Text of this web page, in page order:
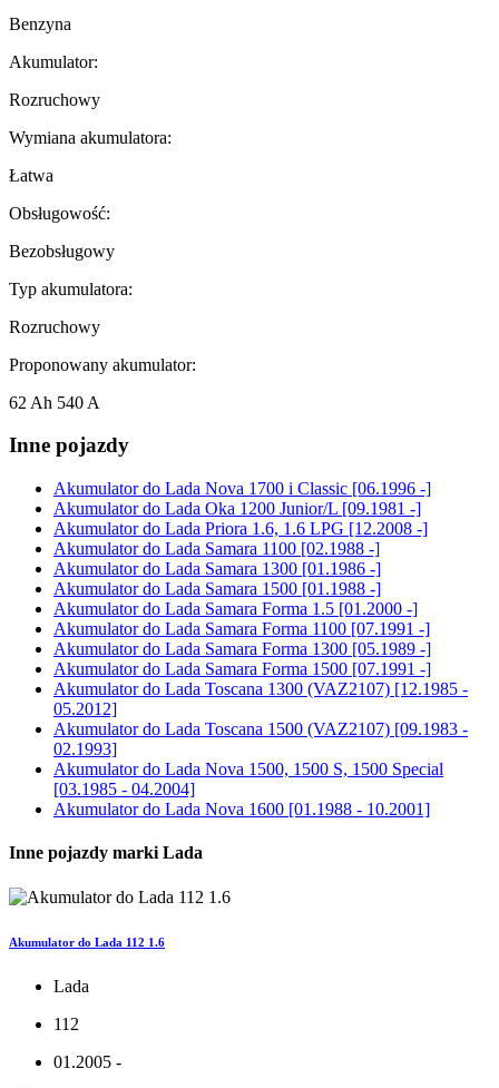
Benzyna
Akumulator:
Rozruchowy
Wymiana akumulatora:
Łatwa
Obsługowość:
Bezobsługowy
Typ akumulatora:
Rozruchowy
Proponowany akumulator:
62 Ah 540 A
Inne pojazdy
Akumulator do Lada Nova 1700 i Classic [06.1996 -]
Akumulator do Lada Oka 1200 Junior/L [09.1981 -]
Akumulator do Lada Priora 1.6, 1.6 LPG [12.2008 -]
Akumulator do Lada Samara 1100 [02.1988 -]
Akumulator do Lada Samara 1300 [01.1986 -]
Akumulator do Lada Samara 1500 [01.1988 -]
Akumulator do Lada Samara Forma 1.5 [01.2000 -]
Akumulator do Lada Samara Forma 1100 [07.1991 -]
Akumulator do Lada Samara Forma 1300 [05.1989 -]
Akumulator do Lada Samara Forma 1500 [07.1991 -]
Akumulator do Lada Toscana 1300 (VAZ2107) [12.1985 -
05.2012]
Akumulator do Lada Toscana 1500 (VAZ2107) [09.1983 -
02.1993]
Akumulator do Lada Nova 1500, 1500 S, 1500 Special
[03.1985 - 04.2004]
Akumulator do Lada Nova 1600 [01.1988 - 10.2001]
Inne pojazdy marki Lada
Akumulator do Lada 112 1.6
Lada
112
01.2005 -